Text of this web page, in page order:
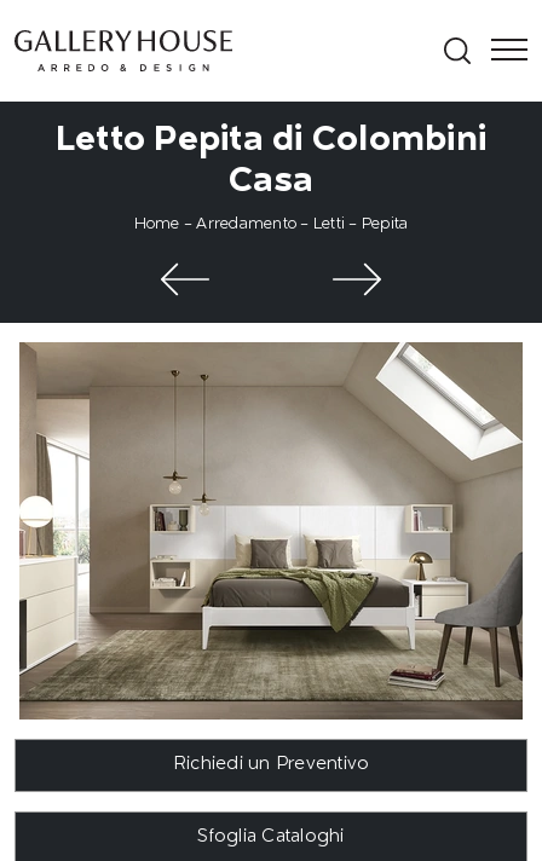
Letto Pepita di Colombini
Casa
Home -Arredamento - Letti - Pepita
Richiedi un Preventivo
Sfoglia Cataloghi